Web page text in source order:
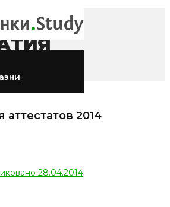
2014
28.04.2014